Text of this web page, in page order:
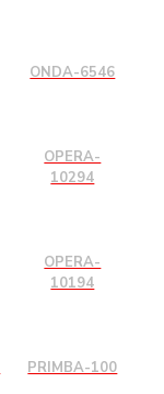
ONDA-6546
OPERA-
10294
OPERA-
10194
PRIMBA-100